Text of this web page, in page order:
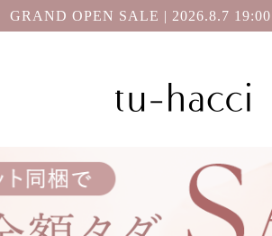
GRAND OPEN SALE | 2026.8.7